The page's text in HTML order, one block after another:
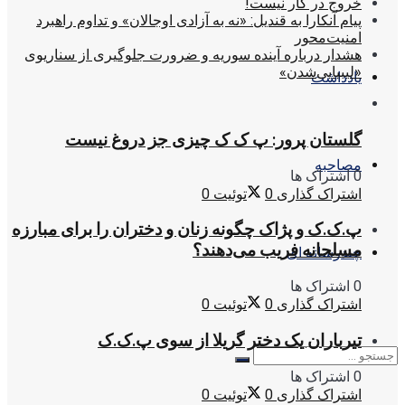
یادداشت
مصاحبه
چندرسانه ای
پیام آنکارا به قندیل: «نه به آزادی اوجالان» و تداوم راهبرد
امنیت‌محور
هشدار درباره آینده سوریه و ضرورت جلوگیری از سناریوی
«لیبیایی‌شدن»
گلستان پرور: پ ک ک چیزی جز دروغ نیست
0 اشتراک ها
اشتراک گذاری 0 توئیت 0
پ.ک.ک و پژاک چگونه زنان و دختران را برای مبارزه
مسلحانه فریب می‌دهند؟
0 اشتراک ها
اشتراک گذاری 0 توئیت 0
تیرباران یک دختر گریلا از سوی پ.ک.ک
0 اشتراک ها
اشتراک گذاری 0 توئیت 0